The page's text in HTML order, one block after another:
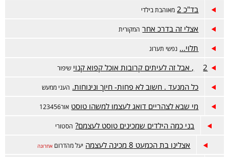
בד"כ 2 מאוהבת בילדי
אצלי זה בדרכ אחר המקורית
תלוי... נפשי תערוג
2, אבל זה לעיתים קרובות אוכל קפוא קנוי שיפור
כל המנעד . חשוב לא פחות- חיוך ונינוחות. העני ממעש
מי שבא לצהריים דואג לעצמו למשהו טוסט אור123456
בני כמה הילדים שמכינים טוסט לעצמם? הסטורי
אצלינו בת הכמעט 8 מכינה לעצמה יעל מהדרום אחרונה